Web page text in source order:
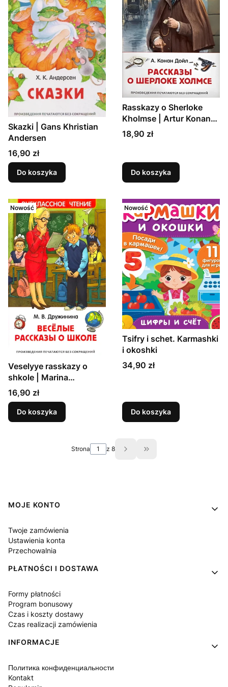
Skazki | Gans Khristian
Andersen
Cena
16,90 zł
Do koszyka
Rasskazy o Sherloke
Kholmse | Artur Konan
Doyl
Cena
18,90 zł
Do koszyka
Nowość
Veselyye rasskazy o
shkole | Marina
Druzhinina
Cena
16,90 zł
Do koszyka
Nowość
Tsifry i schet. Karmashki
i okoshki
Cena
34,90 zł
Do koszyka
Strona z 8 Przejdź do ostatniej
Linki w stopce
MOJE KONTO
Twoje zamówienia
Ustawienia konta
Przechowalnia
PŁATNOŚCI I DOSTAWA
Formy płatności
Program bonusowy
Czas i koszty dostawy
Czas realizacji zamówienia
INFORMACJE
Политика конфиденциальности
Kontakt